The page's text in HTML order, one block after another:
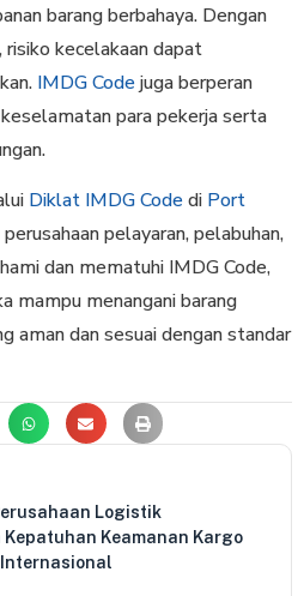
barang berbahaya. Dengan
kecelakaan dapat
IMDG Codejuga berperan
para pekerja serta
Diklat IMDG Codedi Port
pelayaran, pelabuhan,
dan mematuhi IMDG Code,
mampu menangani barang
aman dan sesuai dengan standar
Logistik
Kepatuhan Keamanan Kargo